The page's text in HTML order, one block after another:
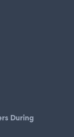
During